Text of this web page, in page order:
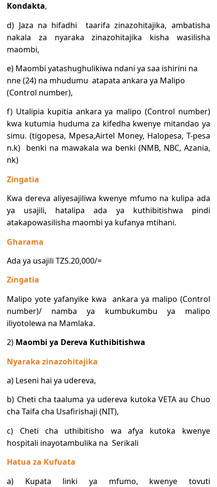
Kondakta,
d) Jaza na hifadhi taarifa zinazohitajika, ambatisha
nakala za nyaraka zinazohitajika kisha wasilisha
maombi,
e) Maombi yatashughulikiwa ndani ya saa ishirini na
nne (24) na mhudumu atapata ankara ya Malipo
(Control number),
f) Utalipia kupitia ankara ya malipo (Control number)
kwa kutumia huduma za kifedha kwenye mitandao ya
simu. (tigopesa, Mpesa,Airtel Money, Halopesa, T-pesa
n.k) benki na mawakala wa benki (NMB, NBC, Azania,
nk)
Zingatia
Kwa dereva aliyesajiliwa kwenye mfumo na kulipa ada
ya usajili, hatalipa ada ya kuthibitishwa pindi
atakapowasilisha maombi ya kufanya mtihani.
Gharama
Ada ya usajili TZS.20,000/=
Zingatia
Malipo yote yafanyike kwa ankara ya malipo (Control
number)/ namba ya kumbukumbu ya malipo
iliyotolewa na Mamlaka.
2) Maombi ya Dereva Kuthibitishwa
Nyaraka zinazohitajika
a) Leseni hai ya udereva,
b) Cheti cha taaluma ya udereva kutoka VETA au Chuo
cha Taifa cha Usafirishaji (NIT),
c) Cheti cha uthibitisho wa afya kutoka kwenye
hospitali inayotambulika na Serikali
Hatua za Kufuata
a) Kupata linki ya mfumo, kwenye tovuti